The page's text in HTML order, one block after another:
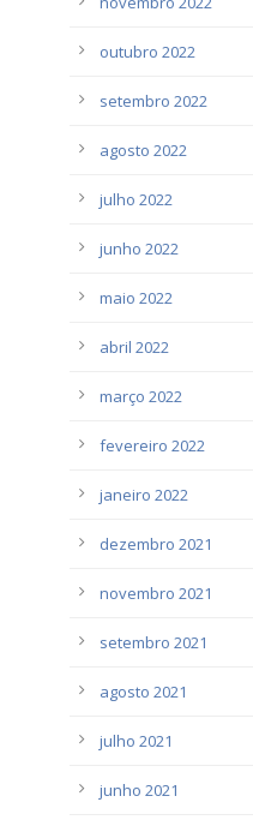
outubro 2022
setembro 2022
agosto 2022
julho 2022
junho 2022
maio 2022
abril 2022
março 2022
fevereiro 2022
janeiro 2022
dezembro 2021
novembro 2021
setembro 2021
agosto 2021
julho 2021
junho 2021